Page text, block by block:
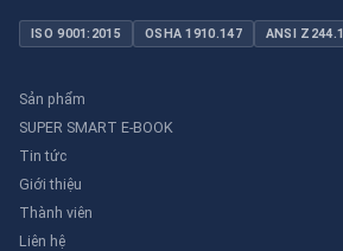
ISO 9001:2015 OSHA 1910.147 ANSI Z244.1
Sản phẩm
SUPER SMART E-BOOK
Tin tức
Giới thiệu
Thành viên
Liên hệ